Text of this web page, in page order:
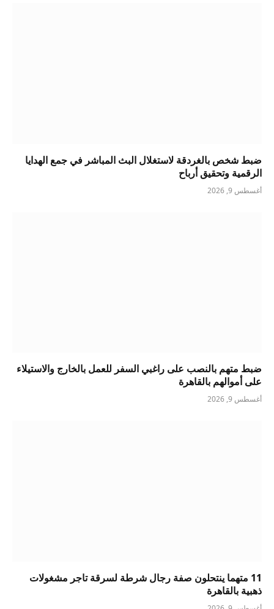
ضبط شخص بالغردقة لاستغلال البث المباشر في جمع الهدايا
الرقمية وتحقيق أرباح
أغسطس 9, 2026
ضبط متهم بالنصب على راغبي السفر للعمل بالخارج والاستيلاء
على أموالهم بالقاهرة
أغسطس 9, 2026
11 متهما ينتحلون صفة رجال شرطة لسرقة تاجر مشغولات
ذهبية بالقاهرة